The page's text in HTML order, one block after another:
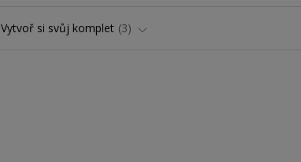
Vytvoř si svůj komplet 3